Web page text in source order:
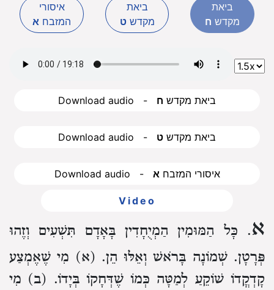
איסורי
המזבח א
ביאת
מקדשט
ביאת
מקדש ח
Download audio - ביאת מקדש ח
Download audio - ביאת מקדש ט
Download audio - איסורי המזבחא
Video
א. כָּל הַמּוּמִין הַמְיֻחָדִין בָּאָדָם תִּשְׁעִים וְזֶהוּ
פְּרָטָן. שְׁמוֹנָה בָּרֹאשׁ וְאֵלּוּ הֵן. (א) מִי שֶׁאֶמְצַע
קָדְקֳדוֹ שׁוֹקֵעַ לְמַטָּה כְּמוֹ שֶׁדְּחָקוֹ בְּיָדוֹ. (ב) מִי